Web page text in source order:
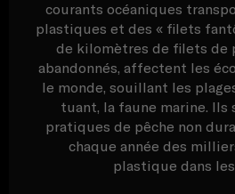
courants océaniques
plastiques et des « filets
de kilomètres de filets de
abandonnés, affectent les
le monde, souillant les
tuant, la faune marine.
pratiques de pêche non
chaque année des
plastique dans les